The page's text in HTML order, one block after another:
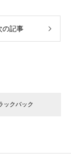
の記事
ックバック